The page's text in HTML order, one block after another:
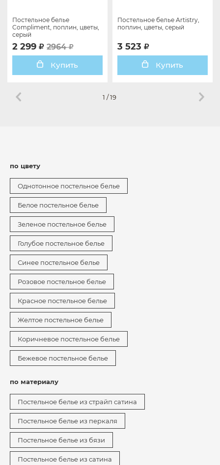
Постельное белье
Compliment, поплин, цветы,
серый
2 299
2964
Купить
Постельное белье Artistry,
поплин, цветы, серый
3 523
Купить
1 /19
по цвету
Однотонное постельное белье
Белое постельное белье
Зеленое постельное белье
Голубое постельное белье
Синее постельное белье
Розовое постельное белье
Красное постельное белье
Желтое постельное белье
Коричневое постельное белье
Бежевое постельное белье
по материалу
Постельное белье из страйп сатина
Постельное белье из перкаля
Постельное белье из бязи
Постельное белье из сатина